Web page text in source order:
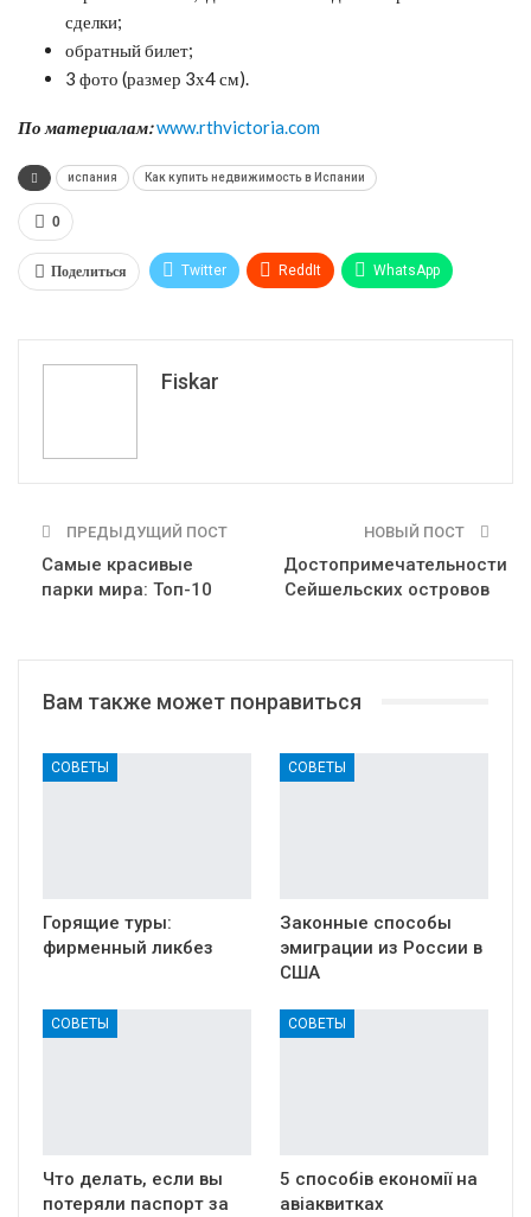
сделки;
обратный билет;
3 фото (размер 3х4 см).
По материалам:www.rthvictoria.com
испания Как купить недвижимость в Испании
0
Поделиться Twitter ReddIt WhatsApp
Fiskar
ПРЕДЫДУЩИЙ ПОСТ
Самые красивые
парки мира: Топ-10
НОВЫЙ ПОСТ
Достопримечательности
Сейшельских островов
Вам также может понравиться
СОВЕТЫ
Горящие туры:
фирменный ликбез
СОВЕТЫ
Законные способы
эмиграции из России в
США
СОВЕТЫ
Что делать, если вы
потеряли паспорт за
СОВЕТЫ
5 способів економії на
авіаквитках